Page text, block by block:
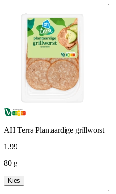
AH Terra Plantaardige grillworst
1.99
80 g
Kies